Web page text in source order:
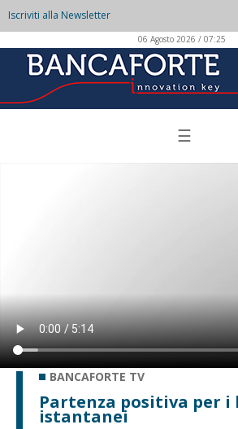
Iscriviti alla Newsletter
06 Agosto 2026 / 07:25
☰
BANCAFORTE TV
Partenza positiva per i
istantanei